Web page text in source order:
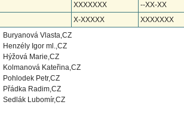
XXXXXXX --XX-XX
X-XXXXX XXXXXXX
Buryanová Vlasta,CZ
Henzély Igor ml.,CZ
Hýžová Marie,CZ
Kolmanová Kateřina,CZ
Pohlodek Petr,CZ
Přádka Radim,CZ
Sedlák Lubomír,CZ